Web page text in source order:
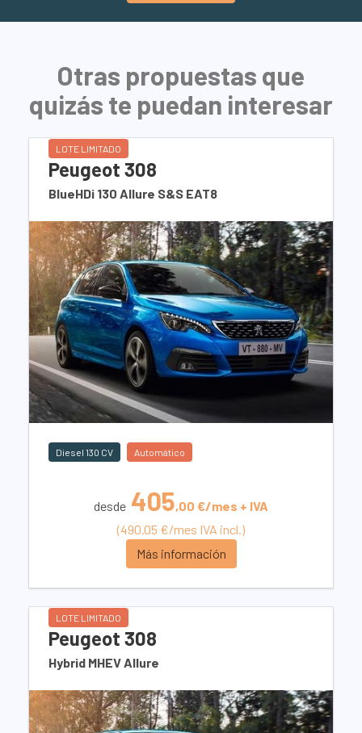
Otras propuestas que
quizás te puedan interesar
LOTE LIMITADO
Peugeot 308
BlueHDi 130 Allure S&S EAT8
Diesel 130 CV Automático
desde 405,00 €/mes + IVA
(490.05 €/mes IVA incl.)
Más información
LOTE LIMITADO
Peugeot 308
Hybrid MHEV Allure